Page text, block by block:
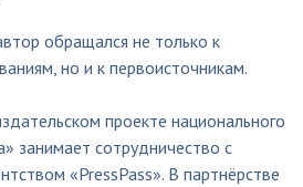
обращался не только к
но и к первоисточникам.
проекте национального
занимает сотрудничество с
«PressPass». В партнёрстве